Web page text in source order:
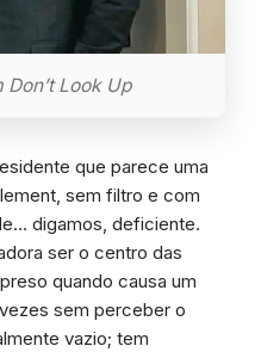
Look Up
que parece uma
sem filtro e com
digamos, deficiente.
ser o centro das
quando causa um
sem perceber o
vazio; tem